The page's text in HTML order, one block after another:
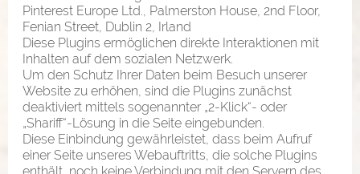
Pinterest Europe Ltd., Palmerston House, 2nd Floor,
Fenian Street, Dublin 2, Irland
Diese Plugins ermöglichen direkte Interaktionen mit
Inhalten auf dem sozialen Netzwerk.
Um den Schutz Ihrer Daten beim Besuch unserer
Website zu erhöhen, sind die Plugins zunächst
deaktiviert mittels sogenannter „2-Klick“- oder
„Shariff“-Lösung in die Seite eingebunden.
Diese Einbindung gewährleistet, dass beim Aufruf
einer Seite unseres Webauftritts, die solche Plugins